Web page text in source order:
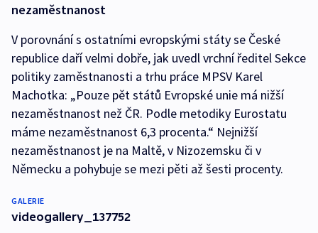
nezaměstnanost
V porovnání s ostatními evropskými státy se České
republice daří velmi dobře, jak uvedl vrchní ředitel Sekce
politiky zaměstnanosti a trhu práce MPSV Karel
Machotka: „Pouze pět států Evropské unie má nižší
nezaměstnanost než ČR. Podle metodiky Eurostatu
máme nezaměstnanost 6,3 procenta.“ Nejnižší
nezaměstnanost je na Maltě, v Nizozemsku či v
Německu a pohybuje se mezi pěti až šesti procenty.
GALERIE
videogallery_137752